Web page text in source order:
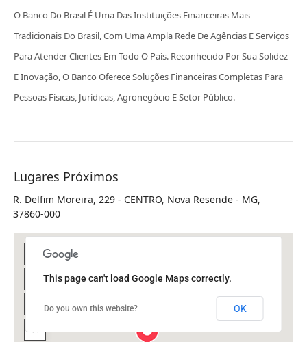
O Banco Do Brasil É Uma Das Instituições Financeiras Mais
Tradicionais Do Brasil, Com Uma Ampla Rede De Agências E Serviços
Para Atender Clientes Em Todo O País. Reconhecido Por Sua Solidez
E Inovação, O Banco Oferece Soluções Financeiras Completas Para
Pessoas Físicas, Jurídicas, Agronegócio E Setor Público.
Lugares Próximos
R. Delfim Moreira, 229 - CENTRO, Nova Resende - MG,
37860-000
This page can't load Google Maps correctly.
Do you own this website? OK